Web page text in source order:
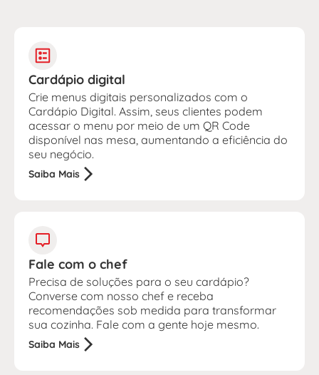
Cardápio digital
Crie menus digitais personalizados com o
Cardápio Digital. Assim, seus clientes podem
acessar o menu por meio de um QR Code
disponível nas mesa, aumentando a eficiência do
seu negócio.
Saiba Mais
Fale com o chef
Precisa de soluções para o seu cardápio?
Converse com nosso chef e receba
recomendações sob medida para transformar
sua cozinha. Fale com a gente hoje mesmo.
Saiba Mais